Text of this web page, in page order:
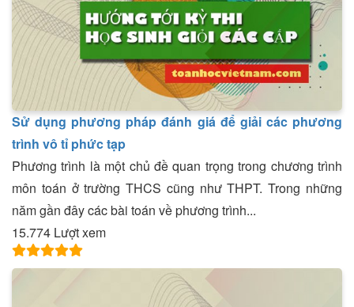
Sử dụng phương pháp đánh giá để giải các phương
trình vô tỉ phức tạp
Phương trình là một chủ đề quan trọng trong chương trình
môn toán ở trường THCS cũng như THPT. Trong những
năm gần đây các bài toán về phương trình...
15.774 Lượt xem